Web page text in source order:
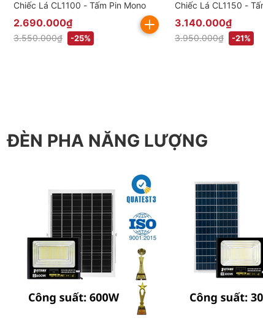
Chiếc Lá CL1100 - Tấm Pin Mono
2.690.000₫
3.550.000₫ -25%
Chiếc Lá CL1150 -
3.140.000₫
3.950.000₫ -21%
ĐÈN PHA NĂNG LƯỢNG